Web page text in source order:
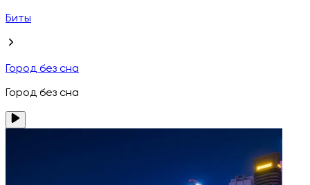
Биты
Город без сна
Город без сна